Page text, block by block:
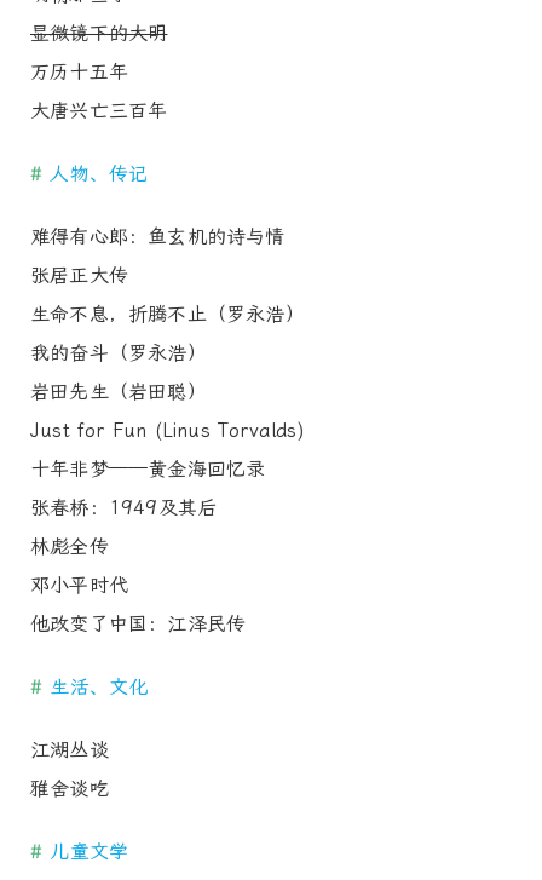
显微镜下的大明
万历十五年
大唐兴亡三百年
# 人物、传记
难得有心郎：鱼玄机的诗与情
张居正大传
生命不息，折腾不止（罗永浩）
我的奋斗（罗永浩）
岩田先生（岩田聪）
Just for Fun (Linus Torvalds)
十年非梦——黄金海回忆录
张春桥：1949及其后
林彪全传
邓小平时代
他改变了中国：江泽民传
# 生活、文化
江湖丛谈
雅舍谈吃
# 儿童文学